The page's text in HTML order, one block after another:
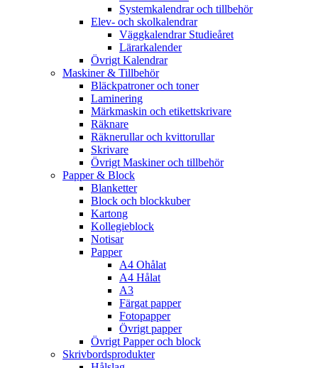
Systemkalendrar och tillbehör
Elev- och skolkalendrar
Väggkalendrar Studieåret
Lärarkalender
Övrigt Kalendrar
Maskiner & Tillbehör
Bläckpatroner och toner
Laminering
Märkmaskin och etikettskrivare
Räknare
Räknerullar och kvittorullar
Skrivare
Övrigt Maskiner och tillbehör
Papper & Block
Blanketter
Block och blockkuber
Kartong
Kollegieblock
Notisar
Papper
A4 Ohålat
A4 Hålat
A3
Färgat papper
Fotopapper
Övrigt papper
Övrigt Papper och block
Skrivbordsprodukter